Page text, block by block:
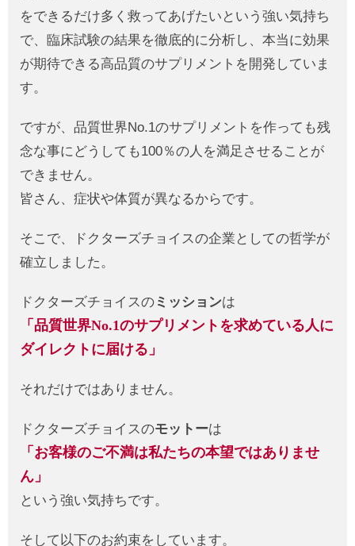
をできるだけ多く救ってあげたいという強い気持ち
で、臨床試験の結果を徹底的に分析し、本当に効果
が期待できる高品質のサプリメントを開発していま
す。
ですが、品質世界No.1のサプリメントを作っても残
念な事にどうしても100％の人を満足させることが
できません。
皆さん、症状や体質が異なるからです。
そこで、ドクターズチョイスの企業としての哲学が
確立しました。
ドクターズチョイスの ミッションは
「品質世界No.1のサプリメントを求めている人に
ダイレクトに届ける」
それだけではありません。
ドクターズチョイスのモットーは
「お客様のご不満は私たちの本望ではありませ
ん」
という強い気持ちです。
そして以下のお約束をしています。